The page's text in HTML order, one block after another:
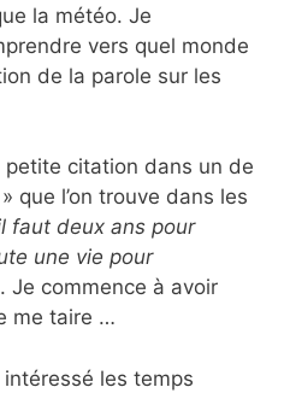
la météo. Je
vers quel monde
de la parole sur les
petite citation dans un de
que l’on trouve dans les
faut deux ans pour
une vie pour
. Je commence à avoir
me taire …
intéressé les temps